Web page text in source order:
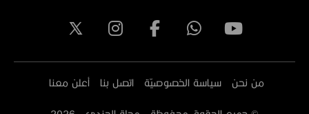
من نحن سياسة الخصوصيّة اتصل بنا أعلن معنا